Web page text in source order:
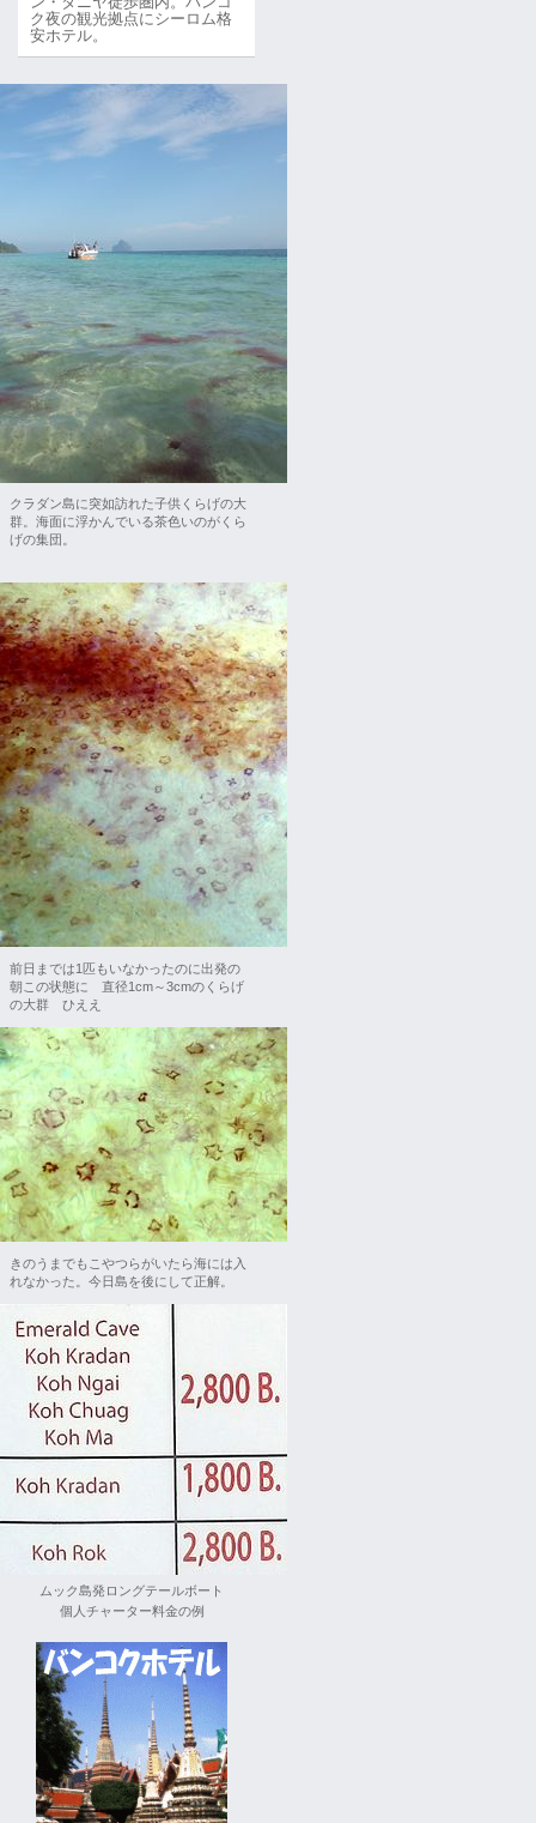
ク夜の観光拠点にシーロム格
安ホテル。
クラダン島に突如訪れた子供くらげの大
群。海面に浮かんでいる茶色いのがくら
げの集団。
前日までは1匹もいなかったのに出発の
朝この状態に 直径1cm～3cmのくらげ
の大群 ひええ
きのうまでもこやつらがいたら海には入
れなかった。今日島を後にして正解。
ムック島発ロングテールボート
個人チャーター料金の例